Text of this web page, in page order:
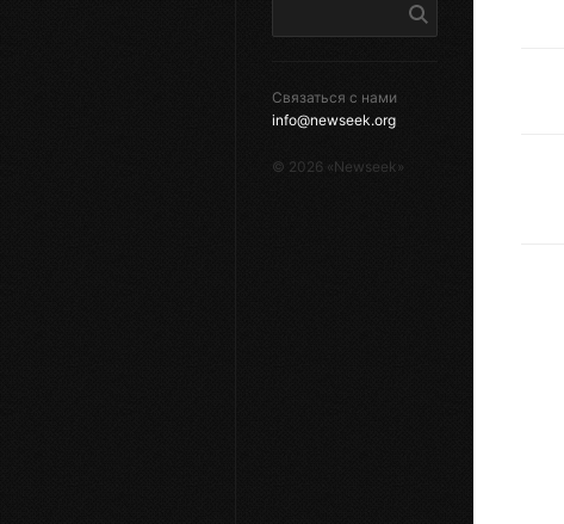
Связаться с нами
info@newseek.org
© 2026 «Newseek»